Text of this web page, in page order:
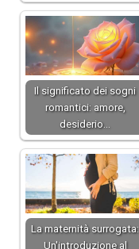
Il significato dei sogni
romantici: amore,
desiderio…
La maternità surrogata:
Un'introduzione al